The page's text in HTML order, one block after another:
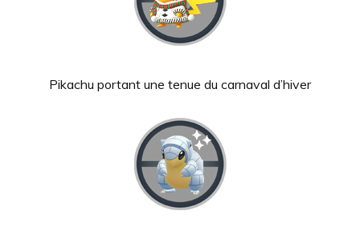
Pikachu portant une tenue du carnaval d’hiver